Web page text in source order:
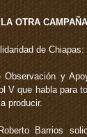
OTRA
de Chiapas:
y
V que habla para
producir.
Barrios